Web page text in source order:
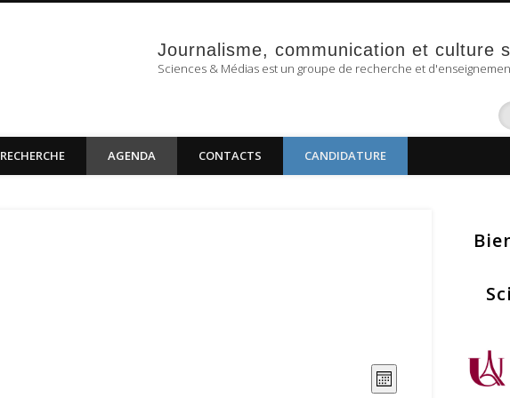
Sciences & MédiasJournalisme, communication et culture
Sciences & Médias est un groupe de recherche et
RECHERCHE AGENDA CONTACTS CANDIDATURE
Navigation
Navigation
Mois